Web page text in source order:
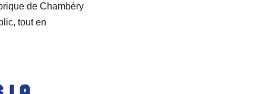
de Chambéry
tout en